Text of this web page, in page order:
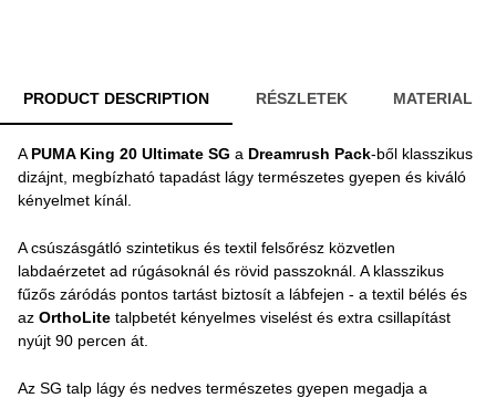
PRODUCT DESCRIPTION RÉSZLETEK MATERIAL
A PUMA King 20 Ultimate SG a Dreamrush Pack-ből klasszikus
dizájnt, megbízható tapadást lágy természetes gyepen és kiváló
kényelmet kínál.
A csúszásgátló szintetikus és textil felsőrész közvetlen
labdaérzetet ad rúgásoknál és rövid passzoknál. A klasszikus
fűzős záródás pontos tartást biztosít a lábfejen - a textil bélés és
az OrthoLite talpbetét kényelmes viselést és extra csillapítást
nyújt 90 percen át.
Az SG talp lágy és nedves természetes gyepen megadja a